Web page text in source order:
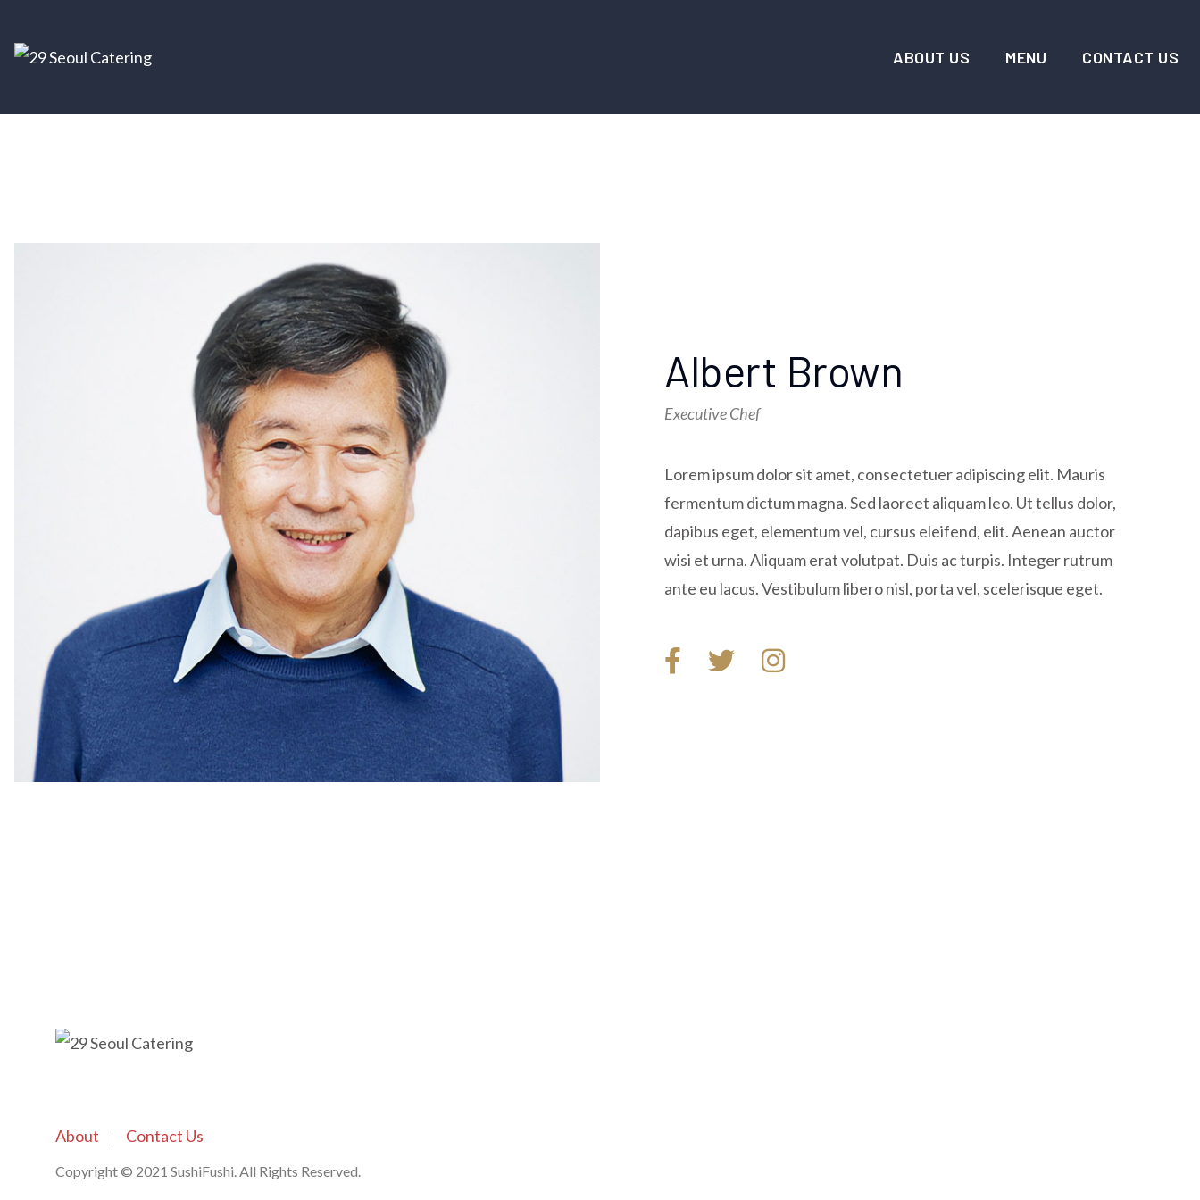
ABOUT US MENU CONTACT US
Albert Brown
Executive Chef
Lorem ipsum dolor sit amet, consectetuer adipiscing elit. Mauris
fermentum dictum magna. Sed laoreet aliquam leo. Ut tellus dolor,
dapibus eget, elementum vel, cursus eleifend, elit. Aenean auctor
wisi et urna. Aliquam erat volutpat. Duis ac turpis. Integer rutrum
ante eu lacus. Vestibulum libero nisl, porta vel, scelerisque eget.
About Contact Us
Copyright © 2021 SushiFushi. All Rights Reserved.